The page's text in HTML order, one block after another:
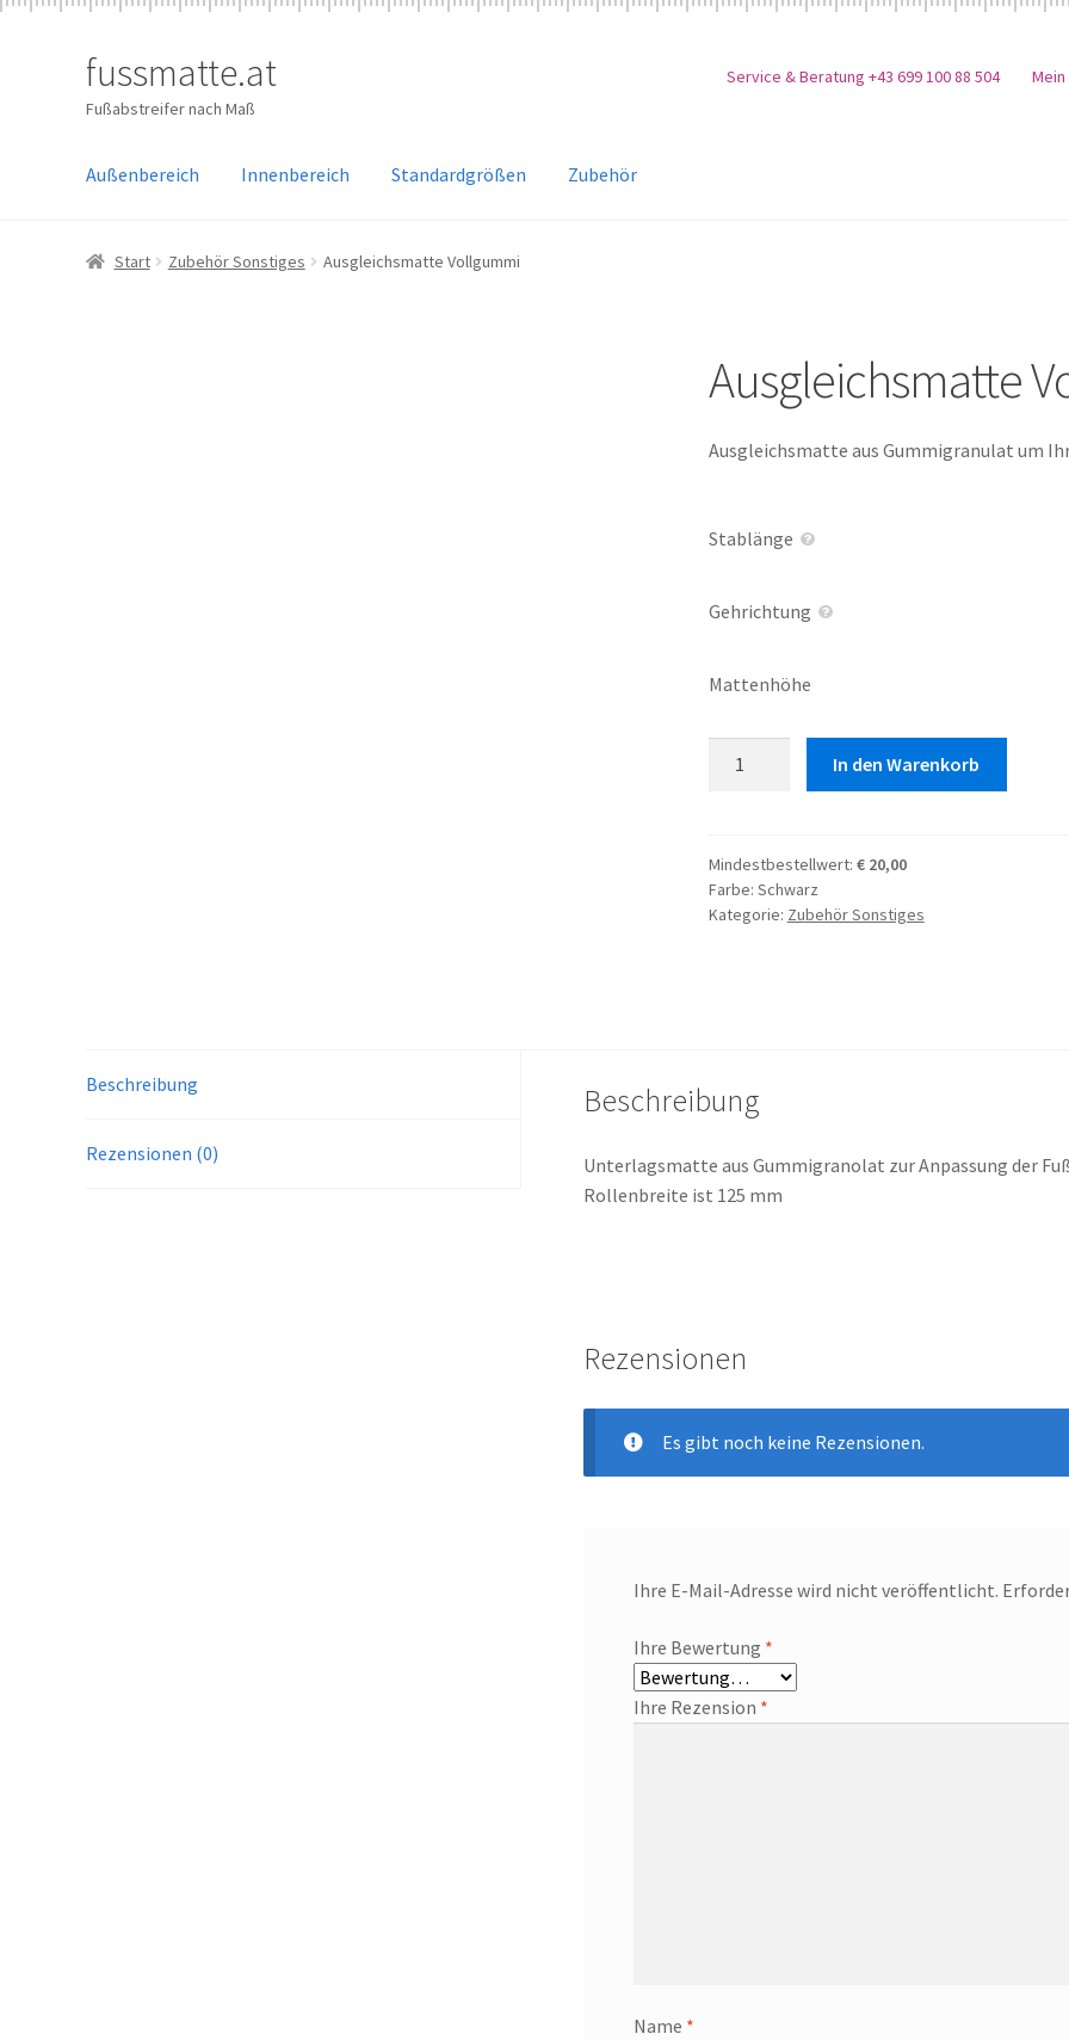
Zur
Navigation
springen
Zum
Inhalt
springen
fussmatte.at
Fußabstreifer nach Maß
Service & Beratung +43 699 100 88 504
Außenbereich Innenbereich Standardgrößen Zubehör
Start Zubehör Sonstiges Ausgleichsmatte Vollgummi
Ausgleichsmatte
Ausgleichsmatte aus Gummigranulat um
Stablänge
Gehrichtung
Mattenhöhe
In den Warenkorb
Mindestbestellwert: €20,00
Farbe: Schwarz
Kategorie: Zubehör Sonstiges
Beschreibung
Rezensionen (0)
Beschreibung
Unterlagsmatte aus Gummigranolat zur Anpassung der
Rollenbreite ist 125 mm
Rezensionen
Es gibt noch keine Rezensionen.
Ihre E-Mail-Adresse wird nicht veröffentlicht.
Ihre Bewertung *
Ihre Rezension *
Name *